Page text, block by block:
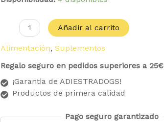
Añadir al carrito
Alimentación,Suplementos
Regalo seguro en pedidos superiores a 25€
¡Garantia de ADIESTRADOGS!
Productos de primera calidad
Pago seguro garantizado